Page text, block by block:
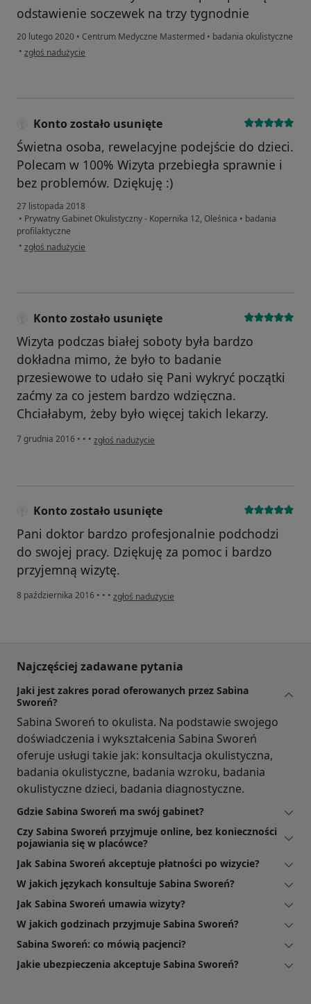
odstawienie soczewek na trzy tygnodnie
20 lutego 2020 • Centrum Medyczne Mastermed • badania okulistyczne
• w opinii użytkownika M.S.
zgłoś nadużycie
Konto zostało usunięte
Świetna osoba, rewelacyjne podejście do dzieci.
Polecam w 100% Wizyta przebiegła sprawnie i
bez problemów. Dziękuję :)
27 listopada 2018
• Prywatny Gabinet Okulistyczny - Kopernika 12, Oleśnica • badania
profilaktyczne
• w opinii użytkownika Konto zostało usunięte
zgłoś nadużycie
Konto zostało usunięte
Wizyta podczas białej soboty była bardzo
dokładna mimo, że było to badanie
przesiewowe to udało się Pani wykryć początki
zaćmy za co jestem bardzo wdzięczna.
Chciałabym, żeby było więcej takich lekarzy.
7 grudnia 2016 • • • w opinii użytkownika Konto zostało usunięte
zgłoś nadużycie
Konto zostało usunięte
Pani doktor bardzo profesjonalnie podchodzi
do swojej pracy. Dziękuję za pomoc i bardzo
przyjemną wizytę.
8 października 2016 • • • w opinii użytkownika Konto zostało usunięte
zgłoś nadużycie
Najczęściej zadawane pytania
Jaki jest zakres porad oferowanych przez Sabina
Sworeń?
Sabina Sworeń to okulista. Na podstawie swojego
doświadczenia i wykształcenia Sabina Sworeń
oferuje usługi takie jak: konsultacja okulistyczna,
badania okulistyczne, badania wzroku, badania
okulistyczne dzieci, badania diagnostyczne.
Gdzie Sabina Sworeń ma swój gabinet?
Czy Sabina Sworeń przyjmuje online, bez konieczności
pojawiania się w placówce?
Jak Sabina Sworeń akceptuje płatności po wizycie?
W jakich językach konsultuje Sabina Sworeń?
Jak Sabina Sworeń umawia wizyty?
W jakich godzinach przyjmuje Sabina Sworeń?
Sabina Sworeń: co mówią pacjenci?
Jakie ubezpieczenia akceptuje Sabina Sworeń?